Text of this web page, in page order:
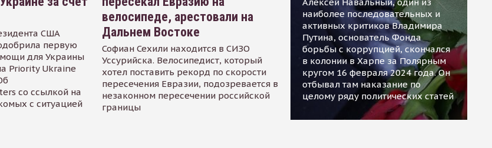
США
первую
для Украины
Priority Ukraine
со ссылкой на
с ситуацией
велосипеде, арестовали на
Дальнем Востоке
Софиан Сехили находится в СИЗО
Уссурийска. Велосипедист, который
хотел поставить рекорд по скорости
пересечения Евразии, подозревается в
незаконном пересечении российской
границы
наиболее последовательных и
активных критиков Владимира
Путина, основатель Фонда
борьбы с коррупцией, скончался
в колонии в Харпе за Полярным
кругом 16 февраля 2024 года. Он
отбывал там наказание по
целому ряду политических статей